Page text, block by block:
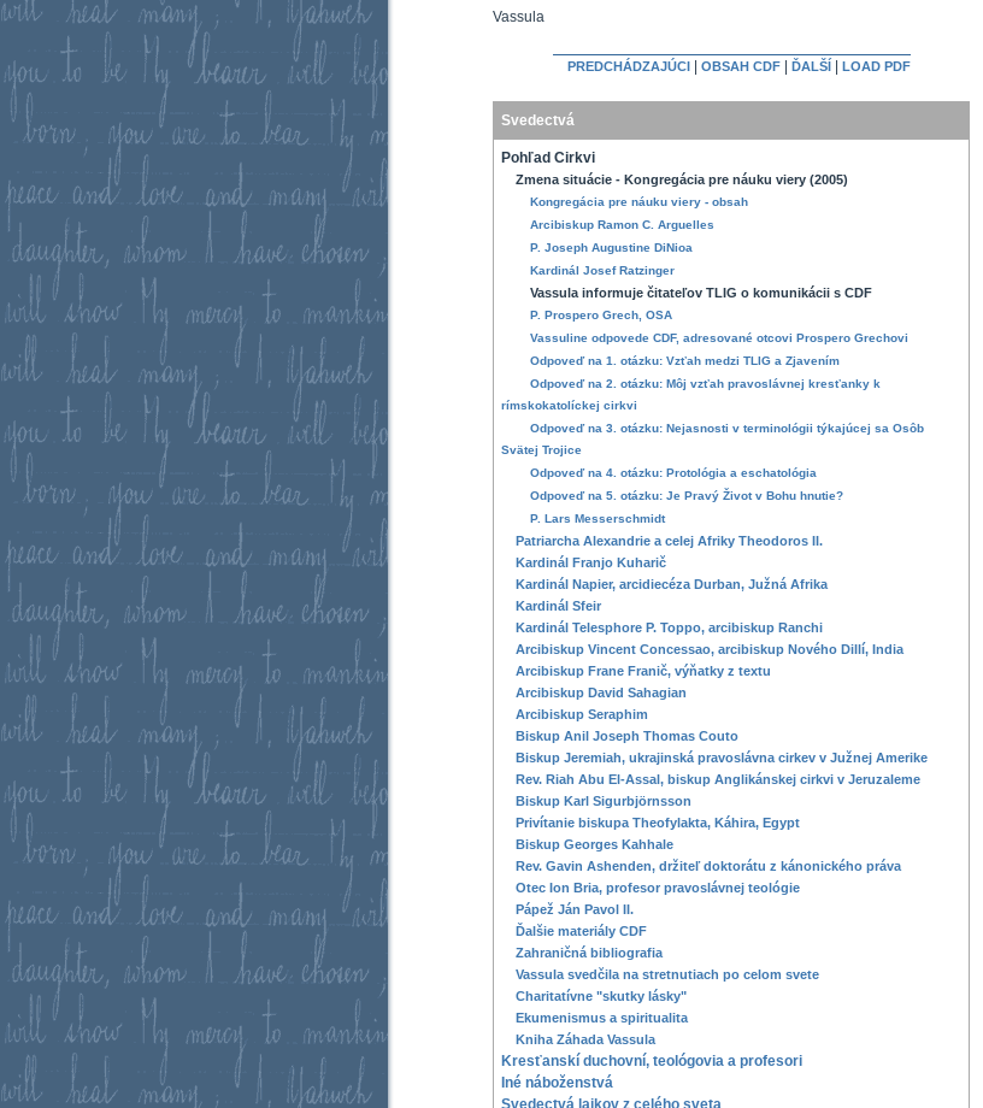
Vassula
PREDCHÁDZAJÚCI | OBSAH CDF| ĎALŠÍ | LOAD PDF
Svedectvá
Pohľad Cirkvi
Zmena situácie - Kongregácia pre náuku viery (2005)
Kongregácia pre náuku viery - obsah
Arcibiskup Ramon C. Arguelles
P. Joseph Augustine DiNioa
Kardinál Josef Ratzinger
Vassula informuje čitateľov TLIG o komunikácii s CDF
P. Prospero Grech, OSA
Vassuline odpovede CDF, adresované otcovi Prospero Grechovi
Odpoveď na 1. otázku: Vzťah medzi TLIG a Zjavením
Odpoveď na 2. otázku: Môj vzťah pravoslávnej kresťanky k
rímskokatolíckej cirkvi
Odpoveď na 3. otázku: Nejasnosti v terminológii týkajúcej sa Osôb
Svätej Trojice
Odpoveď na 4. otázku: Protológia a eschatológia
Odpoveď na 5. otázku: Je Pravý Život v Bohu hnutie?
P. Lars Messerschmidt
Patriarcha Alexandrie a celej Afriky Theodoros II.
Kardinál Franjo Kuharič
Kardinál Napier, arcidiecéza Durban, Južná Afrika
Kardinál Sfeir
Kardinál Telesphore P. Toppo, arcibiskup Ranchi
Arcibiskup Vincent Concessao, arcibiskup Nového Dillí, India
Arcibiskup Frane Franič, výňatky z textu
Arcibiskup David Sahagian
Arcibiskup Seraphim
Biskup Anil Joseph Thomas Couto
Biskup Jeremiah, ukrajinská pravoslávna cirkev v Južnej Amerike
Rev. Riah Abu El-Assal, biskup Anglikánskej cirkvi v Jeruzaleme
Biskup Karl Sigurbjörnsson
Privítanie biskupa Theofylakta, Káhira, Egypt
Biskup Georges Kahhale
Rev. Gavin Ashenden, držiteľ doktorátu z kánonického práva
Otec Ion Bria, profesor pravoslávnej teológie
Pápež Ján Pavol II.
Ďalšie materiály CDF
Zahraničná bibliografia
Vassula svedčila na stretnutiach po celom svete
Charitatívne "skutky lásky"
Ekumenismus a spiritualita
Kniha Záhada Vassula
Kresťanskí duchovní, teológovia a profesori
Iné náboženstvá
Svedectvá laikov z celého sveta